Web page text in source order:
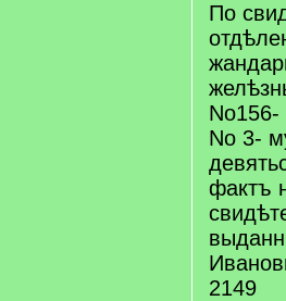
По
No 3-
фактъ
2149